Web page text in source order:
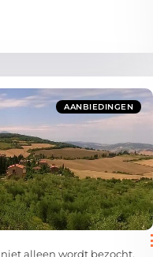
AANBIEDINGEN
alleen wordt bezocht,